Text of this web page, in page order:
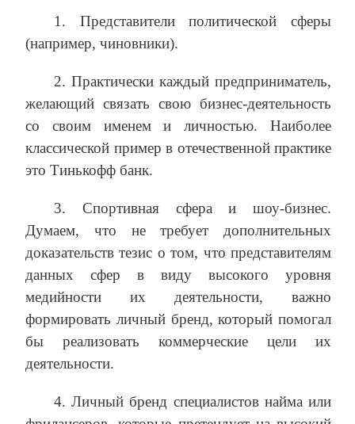
1. Представители политической сферы
(например, чиновники).
2. Практически каждый предприниматель,
желающий связать свою бизнес-деятельность
со своим именем и личностью. Наиболее
классической пример в отечественной практике
это Тинькофф банк.
3. Спортивная сфера и шоу-бизнес.
Думаем, что не требует дополнительных
доказательств тезис о том, что представителям
данных сфер в виду высокого уровня
медийности их деятельности, важно
формировать личный бренд, который помогал
бы реализовать коммерческие цели их
деятельности.
4. Личный бренд специалистов найма или